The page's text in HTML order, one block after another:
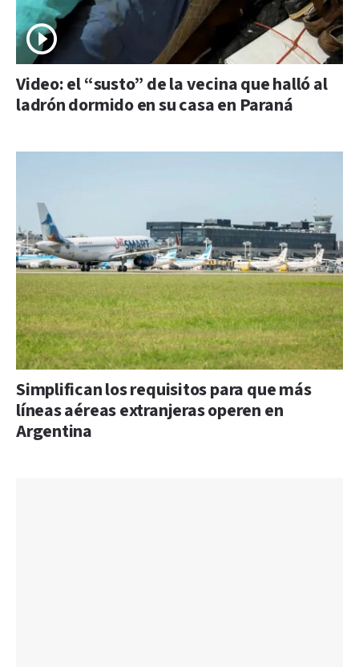
Video: el “susto” de la vecina que halló al
ladrón dormido en su casa en Paraná
Simplifican los requisitos para que más
líneas aéreas extranjeras operen en
Argentina